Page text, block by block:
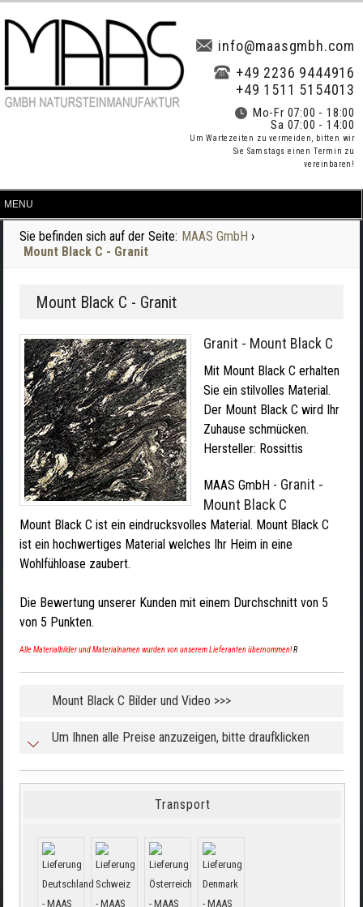
info@maasgmbh.com
+49 2236 9444916
+49 1511 5154013
Mo-Fr 07:00 - 18:00
Sa 07:00 - 14:00
Um Wartezeiten zu vermeiden, bitten wir
Sie Samstags einen Termin zu
vereinbaren!
Sie befinden sich auf der Seite: MAAS GmbH ›
Mount Black C - Granit
Mount Black C - Granit
Granit - Mount Black C
Mit Mount Black C erhalten
Sie ein stilvolles Material.
Der Mount Black C wird Ihr
Zuhause schmücken.
Hersteller: Rossittis
MAAS GmbH - Granit -
Mount Black C
Mount Black C ist ein eindrucksvolles Material. Mount Black C
ist ein hochwertiges Material welches Ihr Heim in eine
Wohlfühloase zaubert.
Die Bewertung unserer Kunden mit einem Durchschnitt von 5
von 5 Punkten.
Alle Materialbilder und Materialnamen wurden von unserem Lieferanten übernommen!R
Mount Black C Bilder und Video >>>
Um Ihnen alle Preise anzuzeigen, bitte draufklicken
Transport